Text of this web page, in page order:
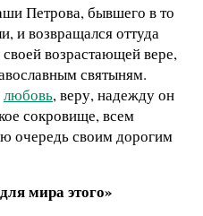
Петрова, бывшего в то
и возвращался оттуда
возрастающей вере,
святыням.
любовь, веру, надежду он
сокровище, всем
очередь своим дорогим
мира этого»